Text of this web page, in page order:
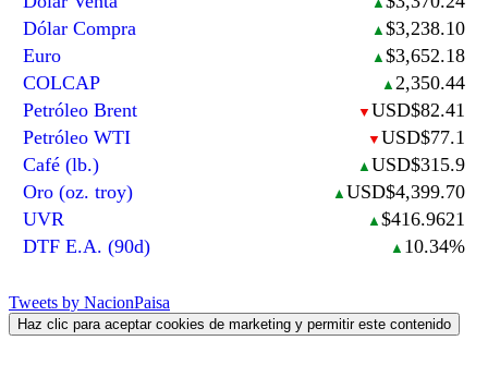
▲
Dólar Compra
▲ $3,238.10
Euro
▲ $3,652.18
COLCAP
▲ 2,350.44
Petróleo Brent
▼ USD$82.41
Petróleo WTI
▼ USD$77.1
Café (lb.)
▲ USD$315.9
Oro (oz. troy)
▲ USD$4,399.70
UVR
▲ $416.9621
DTF E.A. (90d)
▲ 10.34%
Tweets by NacionPaisa
Haz clic para aceptar cookies de marketing y permitir este contenido